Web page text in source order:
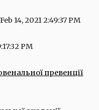
14, 2021 2:49:37 PM
PM
превенції